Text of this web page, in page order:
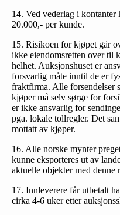
14. Ved vederlag i
20.000,- per kunde.
15. Risikoen for kjøpet går
ikke eiendomsretten over til
helhet. Auksjonshuset er
forsvarlig måte inntil de er
fraktfirma. Alle forsendelser
kjøper må selv sørge for
er ikke ansvarlig for
pga. lokale tollregler. Det
mottatt av kjøper.
16. Alle norske mynter
kunne eksporteres ut av
aktuelle objekter med
17. Innleverere får utbetalt
cirka 4-6 uker etter